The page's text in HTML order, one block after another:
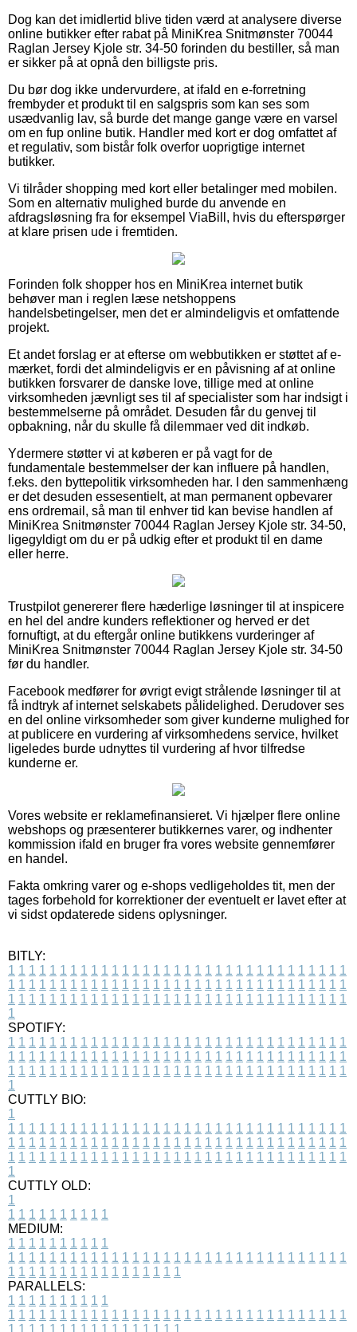
Dog kan det imidlertid blive tiden værd at analysere diverse
online butikker efter rabat på MiniKrea Snitmønster 70044
Raglan Jersey Kjole str. 34-50 forinden du bestiller, så man
er sikker på at opnå den billigste pris.
Du bør dog ikke undervurdere, at ifald en e-forretning
frembyder et produkt til en salgspris som kan ses som
usædvanlig lav, så burde det mange gange være en varsel
om en fup online butik. Handler med kort er dog omfattet af
et regulativ, som bistår folk overfor uoprigtige internet
butikker.
Vi tilråder shopping med kort eller betalinger med mobilen.
Som en alternativ mulighed burde du anvende en
afdragsløsning fra for eksempel ViaBill, hvis du efterspørger
at klare prisen ude i fremtiden.
Forinden folk shopper hos en MiniKrea internet butik
behøver man i reglen læse netshoppens
handelsbetingelser, men det er almindeligvis et omfattende
projekt.
Et andet forslag er at efterse om webbutikken er støttet af e-
mærket, fordi det almindeligvis er en påvisning af at online
butikken forsvarer de danske love, tillige med at online
virksomheden jævnligt ses til af specialister som har indsigt i
bestemmelserne på området. Desuden får du genvej til
opbakning, når du skulle få dilemmaer ved dit indkøb.
Ydermere støtter vi at køberen er på vagt for de
fundamentale bestemmelser der kan influere på handlen,
f.eks. den byttepolitik virksomheden har. I den sammenhæng
er det desuden essesentielt, at man permanent opbevarer
ens ordremail, så man til enhver tid kan bevise handlen af
MiniKrea Snitmønster 70044 Raglan Jersey Kjole str. 34-50,
ligegyldigt om du er på udkig efter et produkt til en dame
eller herre.
Trustpilot genererer flere hæderlige løsninger til at inspicere
en hel del andre kunders reflektioner og herved er det
fornuftigt, at du eftergår online butikkens vurderinger af
MiniKrea Snitmønster 70044 Raglan Jersey Kjole str. 34-50
før du handler.
Facebook medfører for øvrigt evigt strålende løsninger til at
få indtryk af internet selskabets pålidelighed. Derudover ses
en del online virksomheder som giver kunderne mulighed for
at publicere en vurdering af virksomhedens service, hvilket
ligeledes burde udnyttes til vurdering af hvor tilfredse
kunderne er.
Vores website er reklamefinansieret. Vi hjælper flere online
webshops og præsenterer butikkernes varer, og indhenter
kommission ifald en bruger fra vores website gennemfører
en handel.
Fakta omkring varer og e-shops vedligeholdes tit, men der
tages forbehold for korrektioner der eventuelt er lavet efter at
vi sidst opdaterede sidens oplysninger.
BITLY:
1 1 1 1 1 1 1 1 1 1 1 1 1 1 1 1 1 1 1 1 1 1 1 1 1 1 1 1 1 1 1 1 1
1 1 1 1 1 1 1 1 1 1 1 1 1 1 1 1 1 1 1 1 1 1 1 1 1 1 1 1 1 1 1 1 1
1 1 1 1 1 1 1 1 1 1 1 1 1 1 1 1 1 1 1 1 1 1 1 1 1 1 1 1 1 1 1 1 1
1
SPOTIFY:
1 1 1 1 1 1 1 1 1 1 1 1 1 1 1 1 1 1 1 1 1 1 1 1 1 1 1 1 1 1 1 1 1
1 1 1 1 1 1 1 1 1 1 1 1 1 1 1 1 1 1 1 1 1 1 1 1 1 1 1 1 1 1 1 1 1
1 1 1 1 1 1 1 1 1 1 1 1 1 1 1 1 1 1 1 1 1 1 1 1 1 1 1 1 1 1 1 1 1
1
CUTTLY BIO:
1
1 1 1 1 1 1 1 1 1 1 1 1 1 1 1 1 1 1 1 1 1 1 1 1 1 1 1 1 1 1 1 1 1
1 1 1 1 1 1 1 1 1 1 1 1 1 1 1 1 1 1 1 1 1 1 1 1 1 1 1 1 1 1 1 1 1
1 1 1 1 1 1 1 1 1 1 1 1 1 1 1 1 1 1 1 1 1 1 1 1 1 1 1 1 1 1 1 1 1
1
CUTTLY OLD:
1
1 1 1 1 1 1 1 1 1 1
MEDIUM:
1 1 1 1 1 1 1 1 1 1
1 1 1 1 1 1 1 1 1 1 1 1 1 1 1 1 1 1 1 1 1 1 1 1 1 1 1 1 1 1 1 1 1
1 1 1 1 1 1 1 1 1 1 1 1 1 1 1 1 1
PARALLELS:
1 1 1 1 1 1 1 1 1 1
1 1 1 1 1 1 1 1 1 1 1 1 1 1 1 1 1 1 1 1 1 1 1 1 1 1 1 1 1 1 1 1 1
1 1 1 1 1 1 1 1 1 1 1 1 1 1 1 1 1